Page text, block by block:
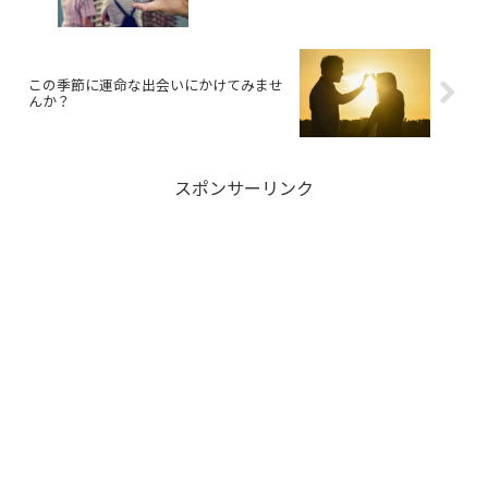
この季節に運命な出会いにかけてみませ
んか？
スポンサーリンク